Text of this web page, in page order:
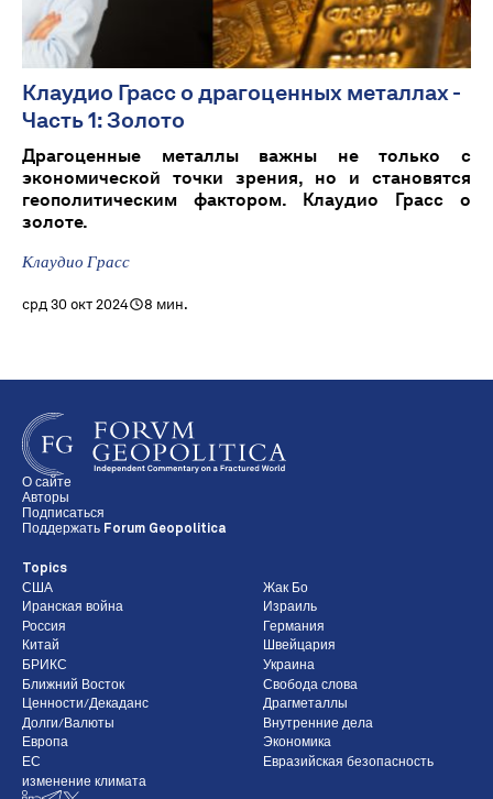
Клаудио Грасс о драгоценных металлах -
Часть 1: Золото
Драгоценные металлы важны не только с
экономической точки зрения, но и становятся
геополитическим фактором. Клаудио Грасс о
золоте.
Клаудио Грасс
срд 30 окт 2024 8 мин.
О сайте
Авторы
Подписаться
Поддержать Forum Geopolitica
Topics
США
Жак Бо
Иранская война
Израиль
Россия
Германия
Китай
Швейцария
БРИКС
Украина
Ближний Восток
Свобода слова
Ценности/Декаданс
Драгметаллы
Долги/Валюты
Внутренние дела
Европа
Экономика
ЕС
Евразийская безопасность
изменение климата